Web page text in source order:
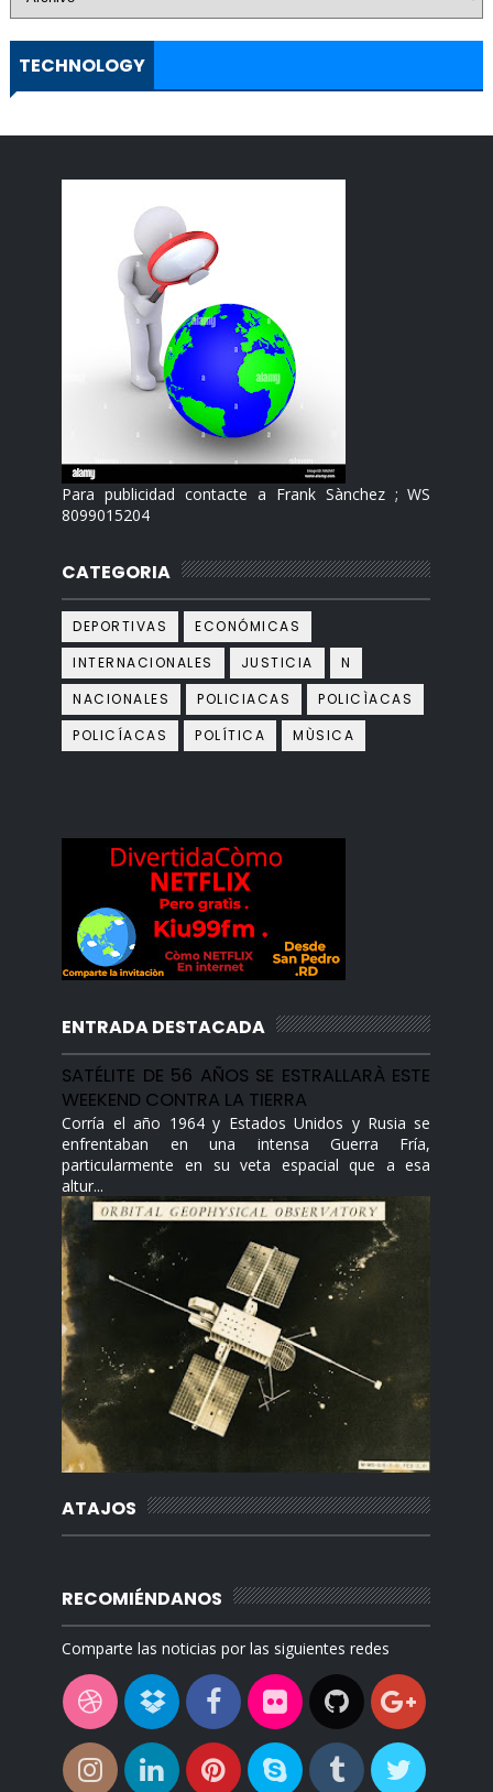
TECHNOLOGY
Para publicidad contacte a Frank Sànchez ; WS
8099015204
CATEGORIA
DEPORTIVAS
ECONÓMICAS
INTERNACIONALES
JUSTICIA
N
NACIONALES
POLICIACAS
POLICÌACAS
POLICÍACAS
POLÍTICA MÙSICA
ENTRADA DESTACADA
SATÉLITE DE 56 AÑOS SE ESTRALLARÀ ESTE
WEEKEND CONTRA LA TIERRA
Corría el año 1964 y Estados Unidos y Rusia se
enfrentaban en una intensa Guerra Fría,
particularmente en su veta espacial que a esa
altur...
ATAJOS
RECOMIÉNDANOS
Comparte las noticias por las siguientes redes